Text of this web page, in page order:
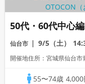
50代・60代中心編
仙台市 9/5（土）
開催地住所：宮城県仙台
55〜74歳 4,000